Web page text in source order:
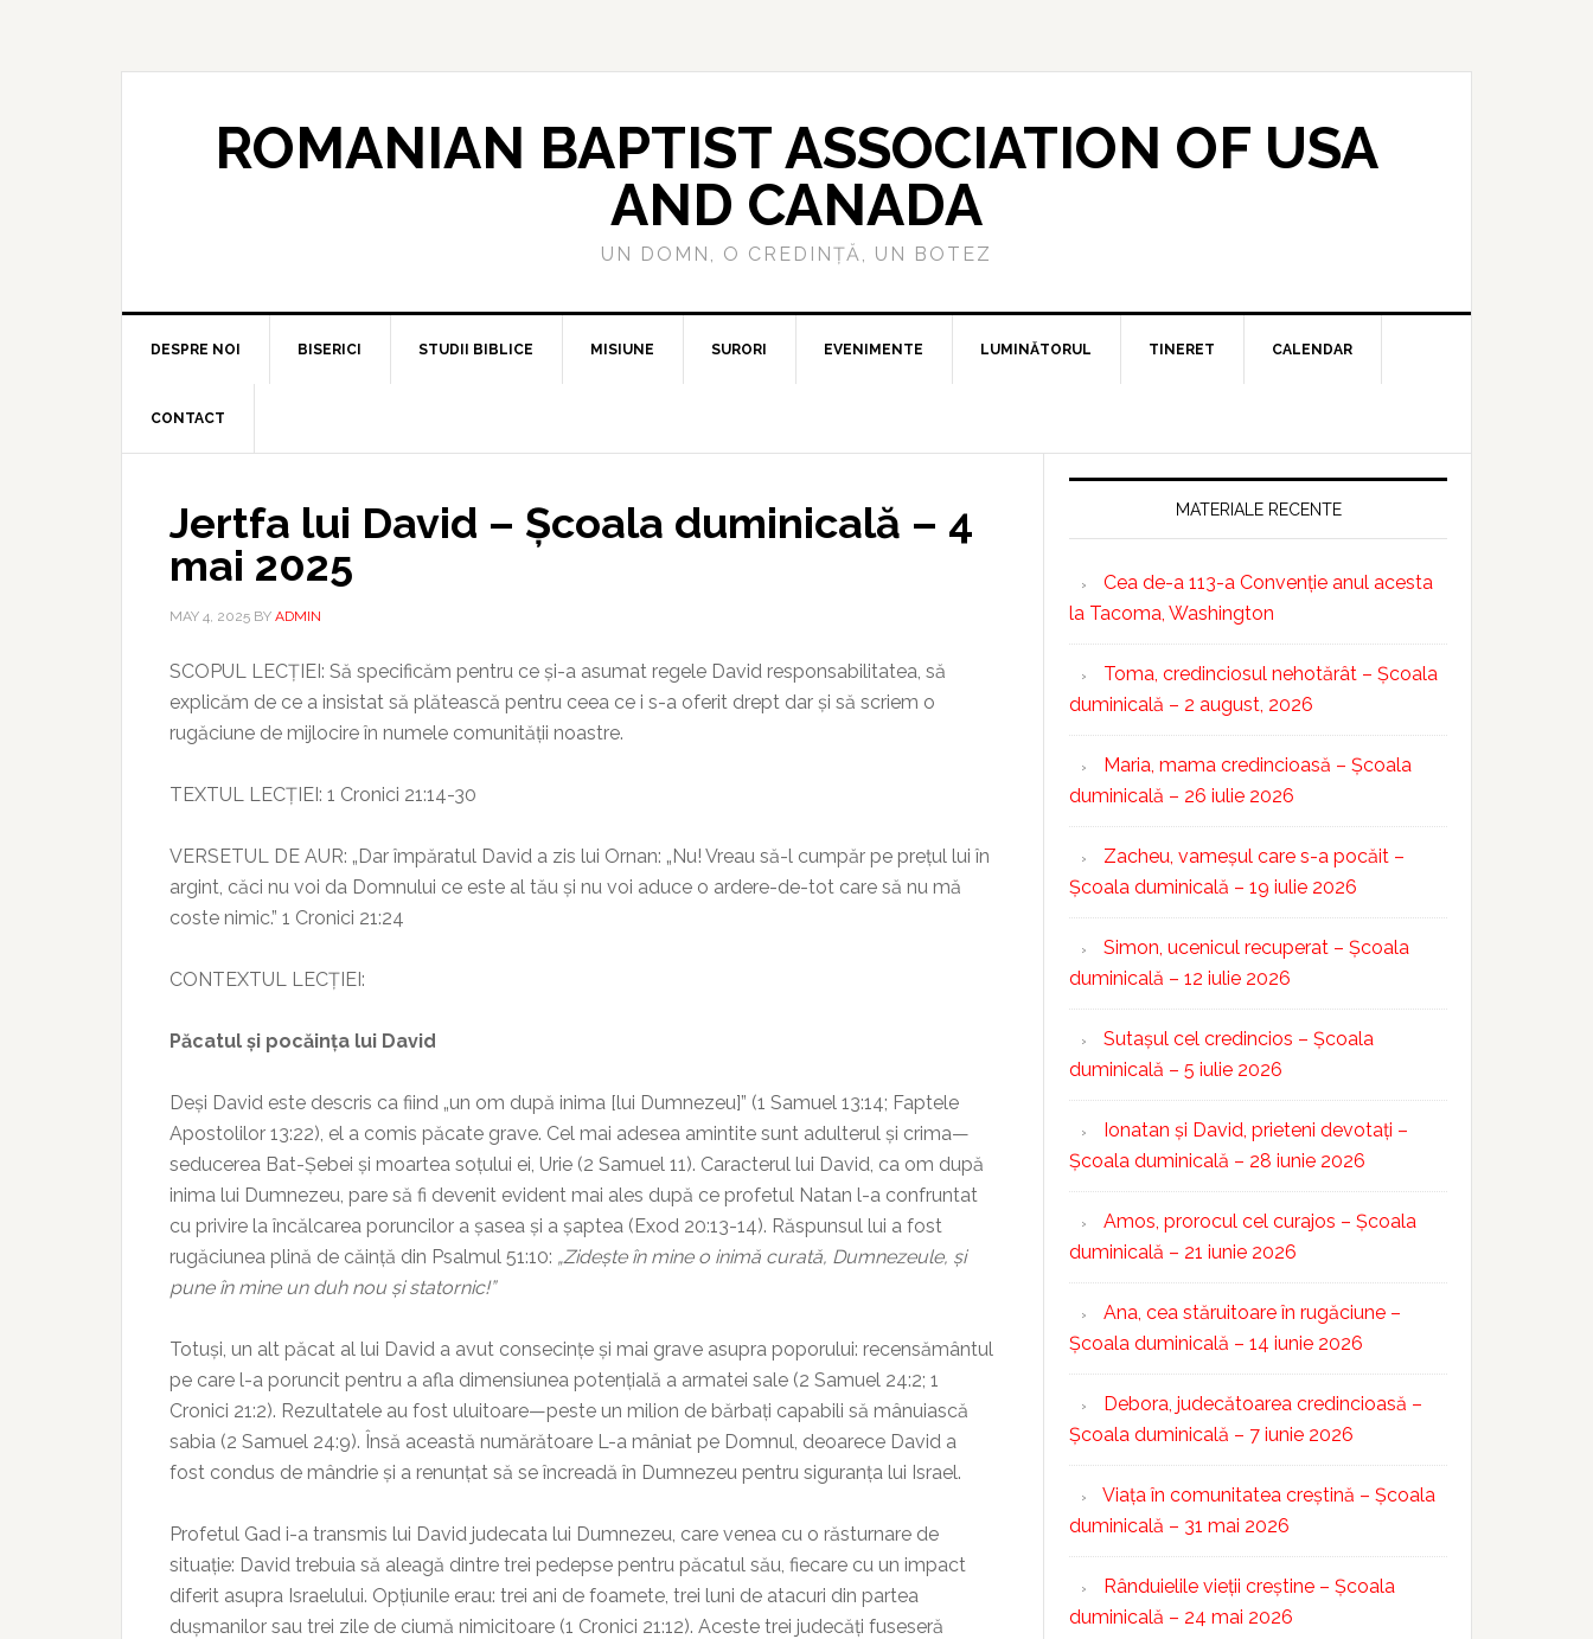
ROMANIAN BAPTIST ASSOCIATION OF USA
AND CANADA
UN DOMN, O CREDINȚĂ, UN BOTEZ
DESPRE NOI BISERICI STUDII BIBLICE MISIUNE SURORI EVENIMENTE LUMINĂTORUL TINERET CALENDAR
CONTACT
Jertfa lui David – Școala duminicală – 4
mai 2025
MAY 4, 2025 BY ADMIN
SCOPUL LECȚIEI: Să specificăm pentru ce și-a asumat regele David responsabilitatea, să
explicăm de ce a insistat să plătească pentru ceea ce i s-a oferit drept dar și să scriem o
rugăciune de mijlocire în numele comunității noastre.
TEXTUL LECȚIEI: 1 Cronici 21:14-30
VERSETUL DE AUR: „Dar împăratul David a zis lui Ornan: „Nu! Vreau să-l cumpăr pe prețul lui în
argint, căci nu voi da Domnului ce este al tău și nu voi aduce o ardere-de-tot care să nu mă
coste nimic.” 1 Cronici 21:24
CONTEXTUL LECȚIEI:
Păcatul și pocăința lui David
Deși David este descris ca fiind „un om după inima [lui Dumnezeu]” (1 Samuel 13:14; Faptele
Apostolilor 13:22), el a comis păcate grave. Cel mai adesea amintite sunt adulterul și crima—
seducerea Bat-Șebei și moartea soțului ei, Urie (2 Samuel 11). Caracterul lui David, ca om după
inima lui Dumnezeu, pare să fi devenit evident mai ales după ce profetul Natan l-a confruntat
cu privire la încălcarea poruncilor a șasea și a șaptea (Exod 20:13-14). Răspunsul lui a fost
rugăciunea plină de căință din Psalmul 51:10: „Zidește în mine o inimă curată, Dumnezeule, și
pune în mine un duh nou și statornic!”
Totuși, un alt păcat al lui David a avut consecințe și mai grave asupra poporului: recensământul
pe care l-a poruncit pentru a afla dimensiunea potențială a armatei sale (2 Samuel 24:2; 1
Cronici 21:2). Rezultatele au fost uluitoare—peste un milion de bărbați capabili să mânuiască
sabia (2 Samuel 24:9). Însă această numărătoare L-a mâniat pe Domnul, deoarece David a
fost condus de mândrie și a renunțat să se încreadă în Dumnezeu pentru siguranța lui Israel.
Profetul Gad i-a transmis lui David judecata lui Dumnezeu, care venea cu o răsturnare de
situație: David trebuia să aleagă dintre trei pedepse pentru păcatul său, fiecare cu un impact
diferit asupra Israelului. Opțiunile erau: trei ani de foamete, trei luni de atacuri din partea
dușmanilor sau trei zile de ciumă nimicitoare (1 Cronici 21:12). Aceste trei judecăți fuseseră
MATERIALE RECENTE
Cea de-a 113-a Convenție anul acesta
la Tacoma, Washington
Toma, credinciosul nehotărât – Școala
duminicală – 2 august, 2026
Maria, mama credincioasă – Școala
duminicală – 26 iulie 2026
Zacheu, vameșul care s-a pocăit –
Școala duminicală – 19 iulie 2026
Simon, ucenicul recuperat – Școala
duminicală – 12 iulie 2026
Sutașul cel credincios – Școala
duminicală – 5 iulie 2026
Ionatan și David, prieteni devotați –
Școala duminicală – 28 iunie 2026
Amos, prorocul cel curajos – Școala
duminicală – 21 iunie 2026
Ana, cea stăruitoare în rugăciune –
Școala duminicală – 14 iunie 2026
Debora, judecătoarea credincioasă –
Școala duminicală – 7 iunie 2026
Viața în comunitatea creștină – Școala
duminicală – 31 mai 2026
Rânduielile vieții creștine – Școala
duminicală – 24 mai 2026